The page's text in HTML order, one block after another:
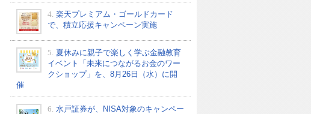
4. 楽天プレミアム・ゴールドカード
で、積立応援キャンペーン実施
5. 夏休みに親子で楽しく学ぶ金融教育
イベント「未来につながるお金のワー
クショップ」を、8月26日（水）に開
催
6. 水戸証券が、NISA対象のキャンペー